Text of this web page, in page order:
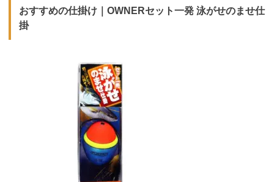
おすすめの仕掛け｜ OWNERセット一発 泳がせのませ仕
掛